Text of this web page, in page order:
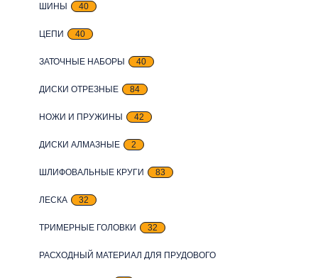
ШИНЫ 40
ЦЕПИ 40
ЗАТОЧНЫЕ НАБОРЫ 40
ДИСКИ ОТРЕЗНЫЕ 84
НОЖИ И ПРУЖИНЫ 42
ДИСКИ АЛМАЗНЫЕ 2
ШЛИФОВАЛЬНЫЕ КРУГИ 83
ЛЕСКА 32
ТРИМЕРНЫЕ ГОЛОВКИ 32
РАСХОДНЫЙ МАТЕРИАЛ ДЛЯ ПРУДОВОГО